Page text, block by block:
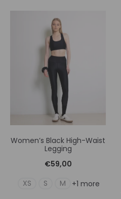
Women’s Black High-Waist
Legging
€59,00
XS
S M +1 more